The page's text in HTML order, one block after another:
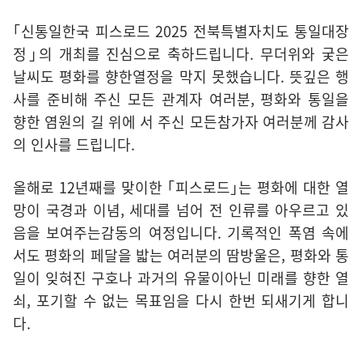
｢신통일한국 피스로드 2025 전북특별자치도 통일대장
정｣의 개최를 진심으로 축하드립니다. 무더위와 궂은
날씨도 평화를 향한열정을 막지 못했습니다. 뜻깊은 행
사를 준비해 주신 모든 관계자 여러분, 평화와 통일을
향한 염원의 길 위에 서 주신 모든참가자 여러분께 감사
의 인사를 드립니다.
올해로 12년째를 맞이한 ｢피스로드｣는 평화에 대한 열
망이 국경과 이념, 세대를 넘어 전 인류를 아우르고 있
음을 보여주는감동의 여정입니다. 기록적인 폭염 속에
서도 평화의 페달을 밟는 여러분의 땀방울은, 평화와 통
일이 잊혀진 구호나 과거의 유물이아닌 미래를 향한 열
쇠, 포기할 수 없는 목표임을 다시 한번 되새기게 합니
다.